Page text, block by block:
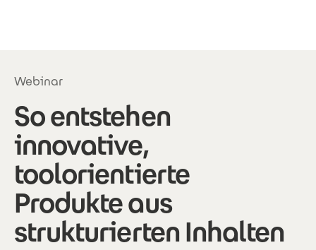
Webinar
So entstehen
innovative,
toolorientierte
Produkte aus
strukturierten Inhalten